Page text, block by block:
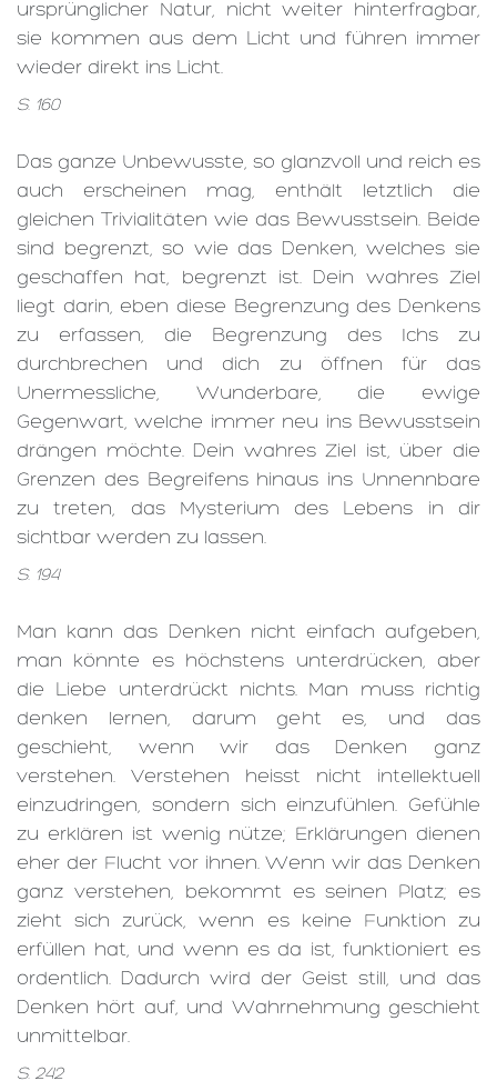
ursprünglicher Natur, nicht weiter hinterfragbar,
sie kommen aus dem Licht und führen immer
wieder direkt ins Licht.
S. 160
Das ganze Unbewusste, so glanzvoll und reich es
auch erscheinen mag, enthält letztlich die
gleichen Trivialitäten wie das Bewusstsein. Beide
sind begrenzt, so wie das Denken, welches sie
geschaffen hat, begrenzt ist. Dein wahres Ziel
liegt darin, eben diese Begrenzung des Denkens
zu erfassen, die Begrenzung des Ichs zu
durchbrechen und dich zu öffnen für das
Unermessliche, Wunderbare, die ewige
Gegenwart, welche immer neu ins Bewusstsein
drängen möchte. Dein wahres Ziel ist, über die
Grenzen des Begreifens hinaus ins Unnennbare
zu treten, das Mysterium des Lebens in dir
sichtbar werden zu lassen.
S. 194
Man kann das Denken nicht einfach aufgeben,
man könnte es höchstens unterdrücken, aber
die Liebe unterdrückt nichts. Man muss richtig
denken lernen, darum geht es, und das
geschieht, wenn wir das Denken ganz
verstehen. Verstehen heisst nicht intellektuell
einzudringen, sondern sich einzufühlen. Gefühle
zu erklären ist wenig nütze; Erklärungen dienen
eher der Flucht vor ihnen. Wenn wir das Denken
ganz verstehen, bekommt es seinen Platz; es
zieht sich zurück, wenn es keine Funktion zu
erfüllen hat, und wenn es da ist, funktioniert es
ordentlich. Dadurch wird der Geist still, und das
Denken hört auf, und Wahrnehmung geschieht
unmittelbar.
S. 242